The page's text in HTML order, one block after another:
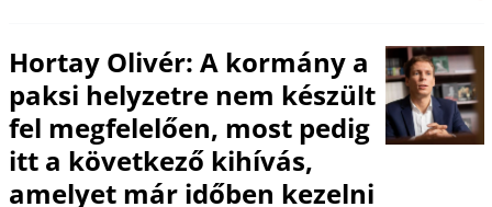
Hortay Olivér: A kormány a
paksi helyzetre nem készült
fel megfelelően, most pedig
itt a következő kihívás,
amelyet már időben kezelni